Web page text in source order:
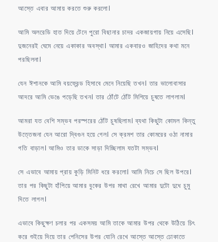
আস্তে এবার আমায় করতে শুরু করলো।
আমি অলরেডি হাত দিয়ে টেনে পুরো বিছানার চাদর একজায়গায় নিয়ে এসেছি।
দুজনেরই ঘেমে নেয়ে একাকার অবস্থা। আমার একবারও জাহিদের কথা মনে
পরছিলনা।
যেন ঈশানকে আমি বয়ফ্রেন্ড হিসাবে মেনে নিয়েছি তখন। তার ভালোবাসার
আদরে আমি ভেঙে পড়েছি তখন। তার ঠোঁটে ঠোঁট মিশিয়ে চুষতে লাগলাম।
আমরা যত বেশি সম্ভব পরস্পরের ঠোঁট চুষছিলাম। ব্যথা কিছুটা কোমল কিন্তু
উত্তেজনা যেন আরো দ্বিগুন হয়ে গেল। সে ক্রমশ তার কোমরের ওঠা নামার
গতি বাড়াল। আমিও তার ডাকে সাড়া দিচ্ছিলাম যতটা সম্ভব।
সে এভাবে আমায় প্রায় কুড়ি মিনিট ধরে করলো। আমি নিচে সে ছিল উপরে।
তার পর কিছুটা হাঁপিয়ে আমার বুকের উপর মাথা রেখে আমার দুটো দুধে চুমু
দিতে লাগল।
এভাবে কিছুক্ষণ চলার পর একসময় আমি তাকে আমার উপর থেকে উঠিয়ে চিৎ
করে শুইয়ে দিয়ে তার পেনিসের উপর যোনি রেখে আস্তে আস্তে ঢোকাতে